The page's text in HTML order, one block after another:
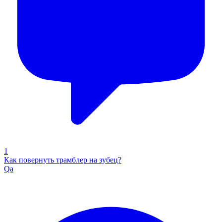
1
Как повернуть трамблер на зубец?
Qa